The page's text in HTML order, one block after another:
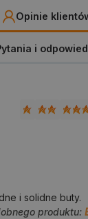
Opinie
i
i solidne buty.
produktu: